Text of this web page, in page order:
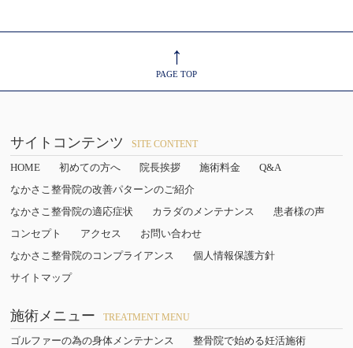
↑
PAGE TOP
サイトコンテンツ SITE CONTENT
HOME 初めての方へ 院長挨拶 施術料金
Q&A
なかさこ整骨院の改善パターンのご紹介
なかさこ整骨院の適応症状
カラダのメンテナンス
患者様の声
コンセプト
アクセス
お問い合わせ
なかさこ整骨院のコンプライアンス
個人情報保護方針
サイトマップ
施術メニュー TREATMENT MENU
ゴルファーの為の身体メンテナンス
整骨院で始める妊活施術